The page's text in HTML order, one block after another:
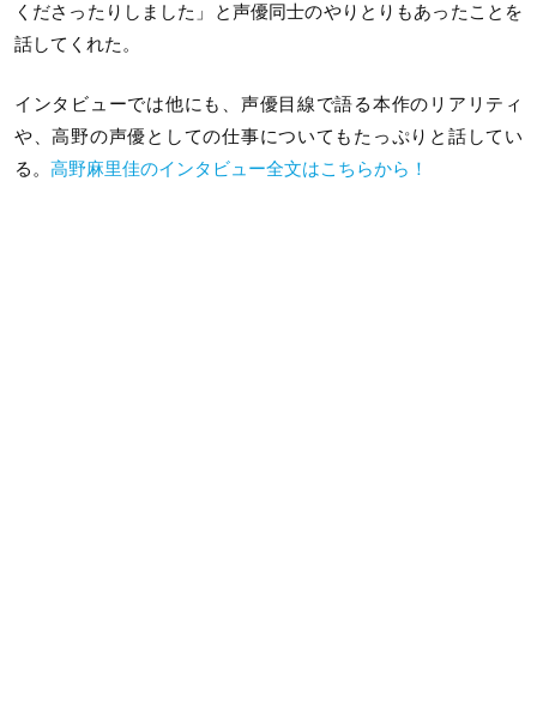
くださったりしました」と声優同士のやりとりもあったことを
話してくれた。
インタビューでは他にも、声優目線で語る本作のリアリティ
や、高野の声優としての仕事についてもたっぷりと話してい
る。 高野麻里佳のインタビュー全文はこちらから！